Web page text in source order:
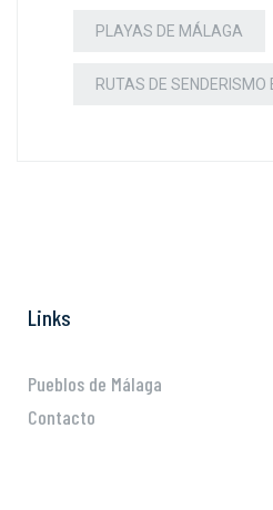
PLAYAS DE MÁLAGA
RUTAS DE
Links
Pueblos de Málaga
Contacto